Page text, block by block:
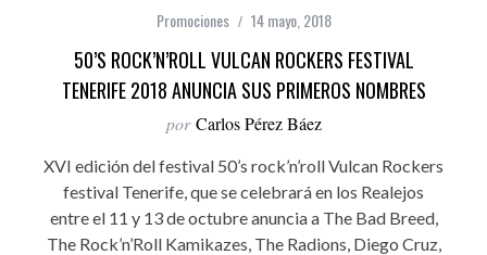
Promociones 14 mayo, 2018
50’S ROCK’N’ROLL VULCAN ROCKERS FESTIVAL
TENERIFE 2018 ANUNCIA SUS PRIMEROS NOMBRES
por Carlos Pérez Báez
XVI edición del festival 50’s rock’n’roll Vulcan Rockers
festival Tenerife, que se celebrará en los Realejos
entre el 11 y 13 de octubre anuncia a The Bad Breed,
The Rock’n’Roll Kamikazes, The Radions, Diego Cruz,